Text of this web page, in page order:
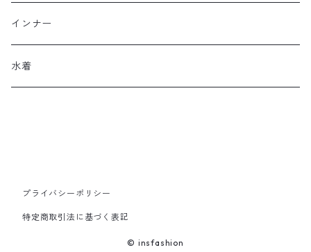
ジャンパースカート
その他
ブレスレット
帽子
ストール・マフラー
ショートブーツ・ブーティ
ロングブーツ
その他
ハンドバッグ
リュック
その他
インナー
水着
プライバシーポリシー
特定商取引法に基づく表記
© insfashion